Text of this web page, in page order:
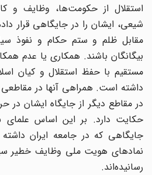
استقلال از حکومت‌ها، وظایف و
شیعی، ایشان را در جایگاهی قرار
مقابل ظلم و ستم حکام و نفوذ
بیگانگان باشند. همکاری یا عدم
مستقیم با حفظ استقلال و کیان
داشته است. همراهی آنها در مقاطعی
در مقاطع دیگر از جایگاه ایشان در
حکایت دارد. بر این اساس علمای
جایگاهی که در جامعه ایران داشته و
نمادهای هویت ملی وظایف خطیر
رسانیده‌اند.